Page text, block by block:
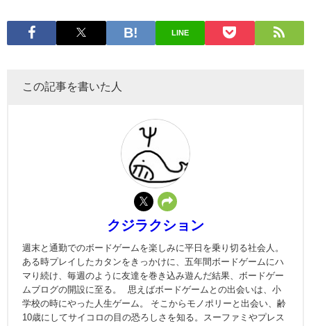
LINE
この記事を書いた人
クジラクション
週末と通勤でのボードゲームを楽しみに平日を乗り切る社会人。
ある時プレイしたカタンをきっかけに、五年間ボードゲームにハ
マり続け、毎週のように友達を巻き込み遊んだ結果、ボードゲー
ムブログの開設に至る。 思えばボードゲームとの出会いは、小
学校の時にやった人生ゲーム。 そこからモノポリーと出会い、齢
10歳にしてサイコロの目の恐ろしさを知る。スーファミやプレス